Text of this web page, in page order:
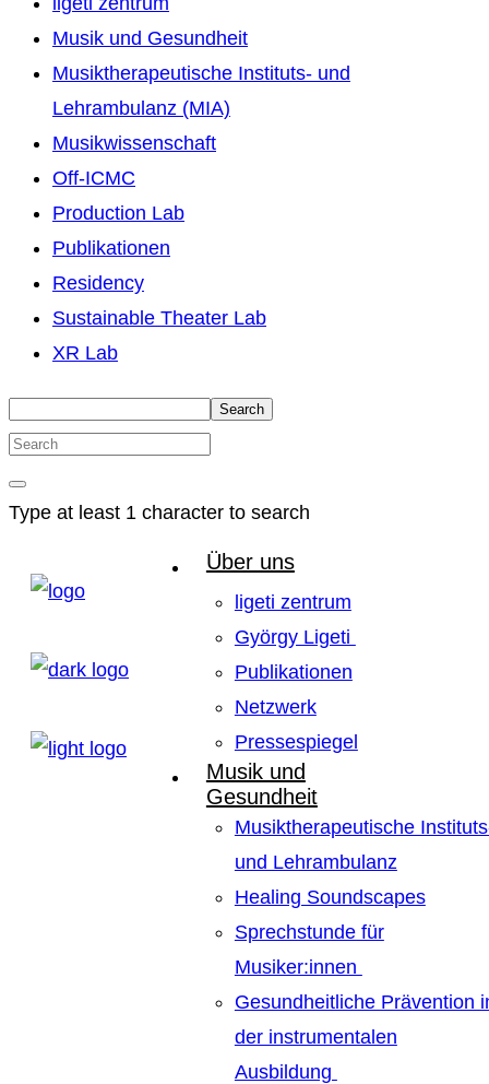
Musik und Gesundheit
Musiktherapeutische Instituts- und
Lehrambulanz (MIA)
Musikwissenschaft
Off-ICMC
Production Lab
Publikationen
Residency
Sustainable Theater Lab
XR Lab
Search
Type at least 1 character to search
Über uns
ligeti zentrum
György Ligeti
Publikationen
Netzwerk
Pressespiegel
Musik und
Gesundheit
Musiktherapeutische
und Lehrambulanz
Healing Soundscapes
Sprechstunde für
Musiker:innen
Gesundheitliche Prävention
der instrumentalen
Ausbildung